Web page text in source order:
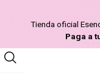
Tienda oficial
Paga a